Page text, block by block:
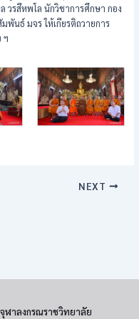
วรสีหพโล นักวิชาการศึกษา กอง
พันธ์ มจร ให้เกียรติถวายการ
ฯ
NEXT
ฬาลงกรณราชวิทยาลัย